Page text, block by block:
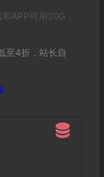
APP可用20G，
至4折，站长自